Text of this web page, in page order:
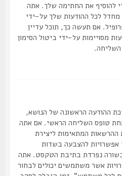
את החתימה שלך. אתה
לכל ההודעות שלך על-ידי
אם תעשה כך, תוכל עדיין
על-ידי ביטול הסימון
הראשונה של הנושא,
השליחה הראשי. אם אתה
המתאימות ליצירת
להצבעה בשדות
נפרדת בתיבת הטקסט. אתה
אשר משתמשים יכולים לבחור